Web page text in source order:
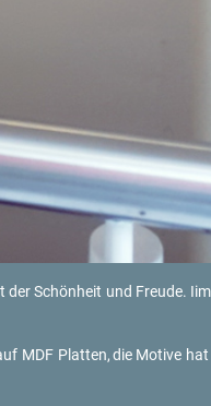
Schön­heit und Freu­de.
MDF Plat­ten,die Mo­ti­ve